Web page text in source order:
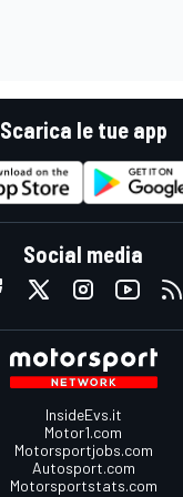
Scarica le tue app
Social media
InsideEvs.it
Motor1.com
Motorsportjobs.com
Autosport.com
Motorsportstats.com